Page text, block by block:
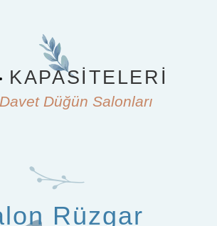
KAPASITELERI
Düğün Salonları
Rüzgar